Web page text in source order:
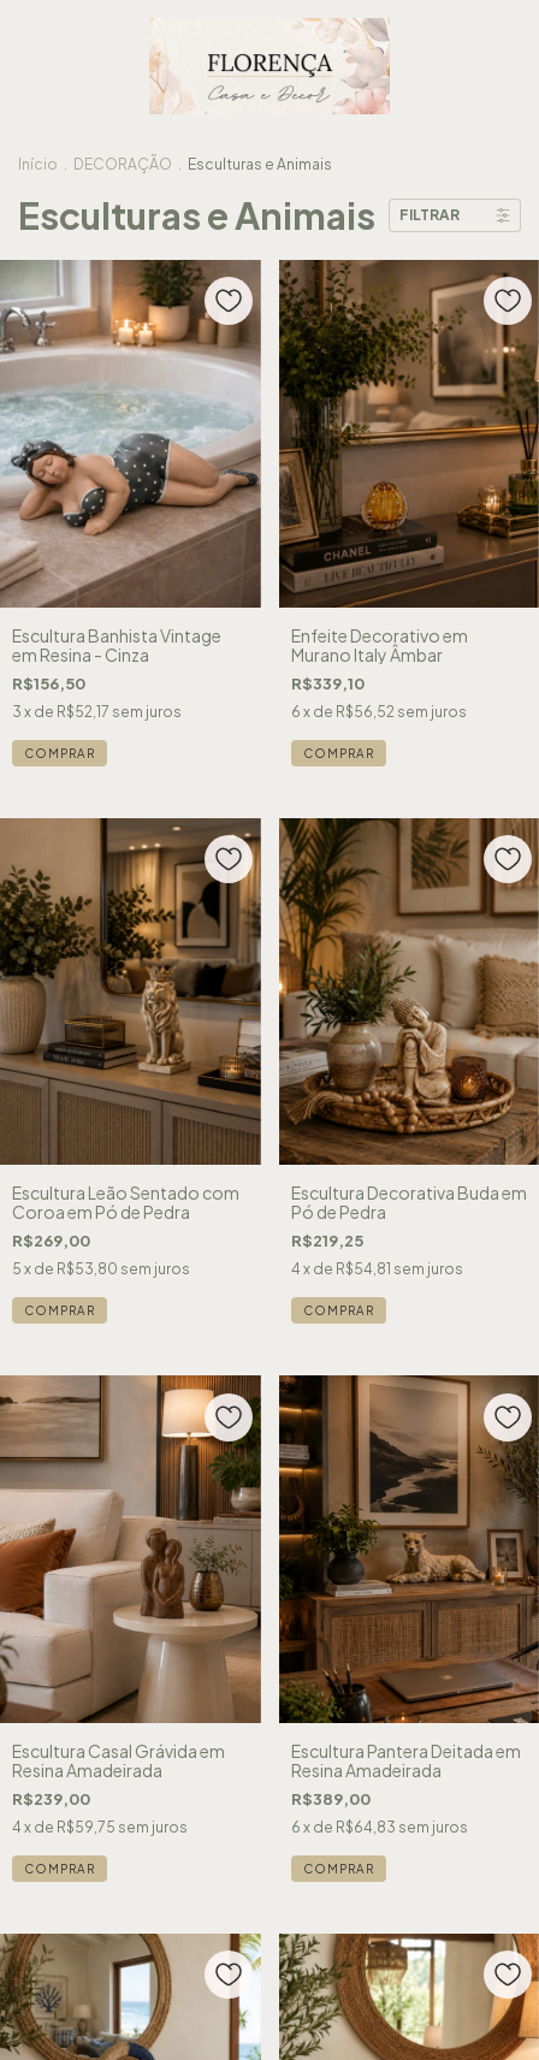
Início . DECORAÇÃO . Esculturas e Animais
Esculturas e Animais FILTRAR
Escultura Banhista Vintage
em Resina - Cinza
R$156,50
3 x de R$52,17 sem juros
Enfeite Decorativo em
Murano Italy Âmbar
R$339,10
6 x de R$56,52 sem juros
Escultura Leão Sentado com
Coroa em Pó de Pedra
R$269,00
5 x de R$53,80 sem juros
Escultura Decorativa Buda em
Pó de Pedra
R$219,25
4 x de R$54,81 sem juros
Escultura Casal Grávida em
Resina Amadeirada
R$239,00
4 x de R$59,75 sem juros
Escultura Pantera Deitada em
Resina Amadeirada
R$389,00
6 x de R$64,83 sem juros